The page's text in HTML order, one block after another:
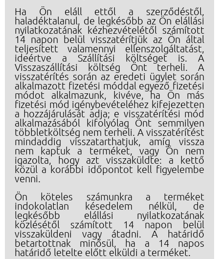
Ha Ön eláll ettől a szerződéstől,
haladéktalanul, de legkésőbb az Ön elállási
nyilatkozatának kézhezvételétől számított
14 napon belül visszatérítjük az Ön által
teljesített valamennyi ellenszolgáltatást,
ideértve a Szállítási költséget is. A
Visszaszállítási költség Önt terheli. A
visszatérítés során az eredeti ügylet során
alkalmazott fizetési móddal egyező fizetési
módot alkalmazunk, kivéve, ha Ön más
fizetési mód igénybevételéhez kifejezetten
a hozzájárulását adja; e visszatérítési mód
alkalmazásából kifolyólag Önt semmilyen
többletköltség nem terheli. A visszatérítést
mindaddig visszatarthatjuk, amíg vissza
nem kaptuk a terméket, vagy Ön nem
igazolta, hogy azt visszaküldte: a kettő
közül a korábbi időpontot kell figyelembe
venni.
Ön köteles számunkra a terméket
indokolatlan késedelem nélkül, de
legkésőbb elállási nyilatkozatának
közlésétől számított 14 napon belül
visszaküldeni vagy átadni. A határidő
betartottnak minősül, ha a 14 napos
határidő letelte előtt elküldi a terméket.